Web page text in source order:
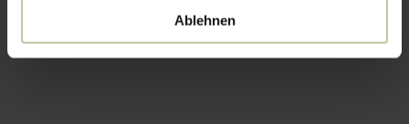
Ablehnen